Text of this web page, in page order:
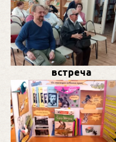
встреча